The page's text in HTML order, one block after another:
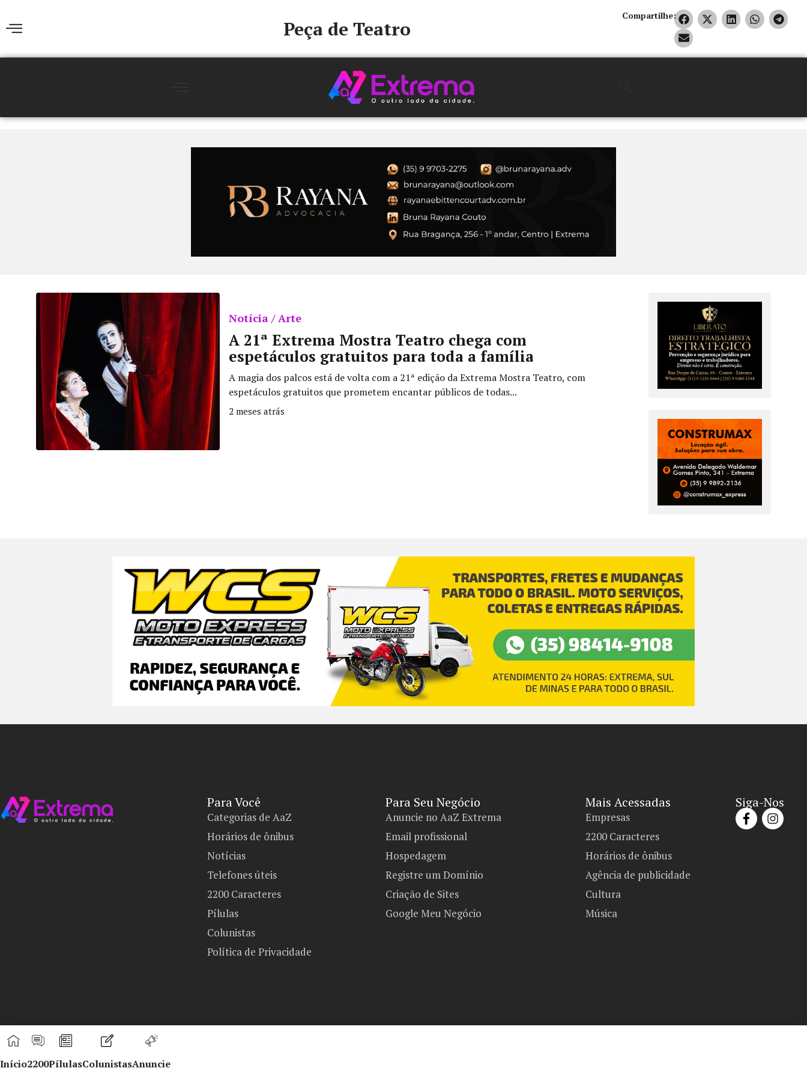
Peça de Teatro
Compartilhe:
Notícia / Arte
A 21ª Extrema Mostra Teatro chega com
espetáculos gratuitos para toda a família
A magia dos palcos está de volta com a 21ª edição da Extrema Mostra Teatro, com
espetáculos gratuitos que prometem encantar públicos de todas...
2 meses atrás
Para Você
Categorias de AaZ
Horários de ônibus
Notícias
Telefones úteis
2200 Caracteres
Pílulas
Colunistas
Política de Privacidade
Para Seu Negócio​
Anuncie no AaZ Extrema
Email profissional
Hospedagem
Registre um Domínio
Criação de Sites
Google Meu Negócio
Mais Acessadas
Empresas
2200 Caracteres
Horários de ônibus
Agência de publicidade
Cultura
Música
Siga-Nos
Início2200PílulasColunistasAnuncie